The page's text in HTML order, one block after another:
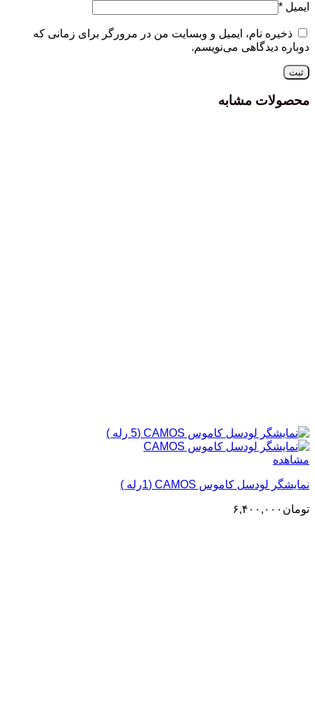
ایمیل *
ذخیره نام، ایمیل و وبسایت من در مرورگر برای زمانی که
دوباره دیدگاهی می‌نویسم.
محصولات مشابه
مشاهده
نمایشگر لودسل کاموس CAMOS (1رله )
تومان ۶,۴۰۰,۰۰۰